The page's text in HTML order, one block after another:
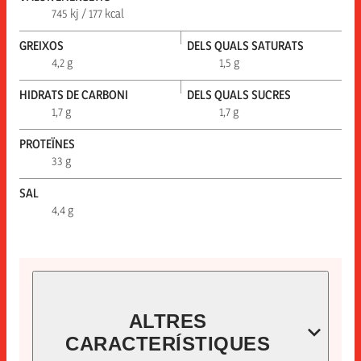
745 kj / 177 kcal
GREIXOS
4,2 g
DELS QUALS SATURATS
1,5 g
HIDRATS DE CARBONI
1,7 g
DELS QUALS SUCRES
1,7 g
PROTEÏNES
33 g
SAL
4,4 g
ALTRES
CARACTERÍSTIQUES